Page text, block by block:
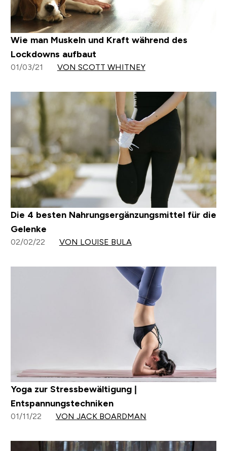
Wie man Muskeln und Kraft während des
Lockdowns aufbaut
01/03/21 VON SCOTT WHITNEY
Die 4 besten Nahrungsergänzungsmittel für die
Gelenke
02/02/22 VON LOUISE BULA
Yoga zur Stressbewältigung |
Entspannungstechniken
01/11/22 VON JACK BOARDMAN